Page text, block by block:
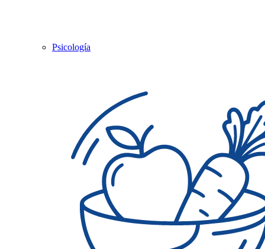
Psicología